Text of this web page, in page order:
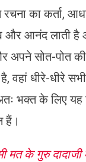
का कर्ता,
आनंद लाती है
अपने सोत-पोत की
वहां धीरे-धीरे
भक्त के लिए यह
हैं।
मत के गुरु